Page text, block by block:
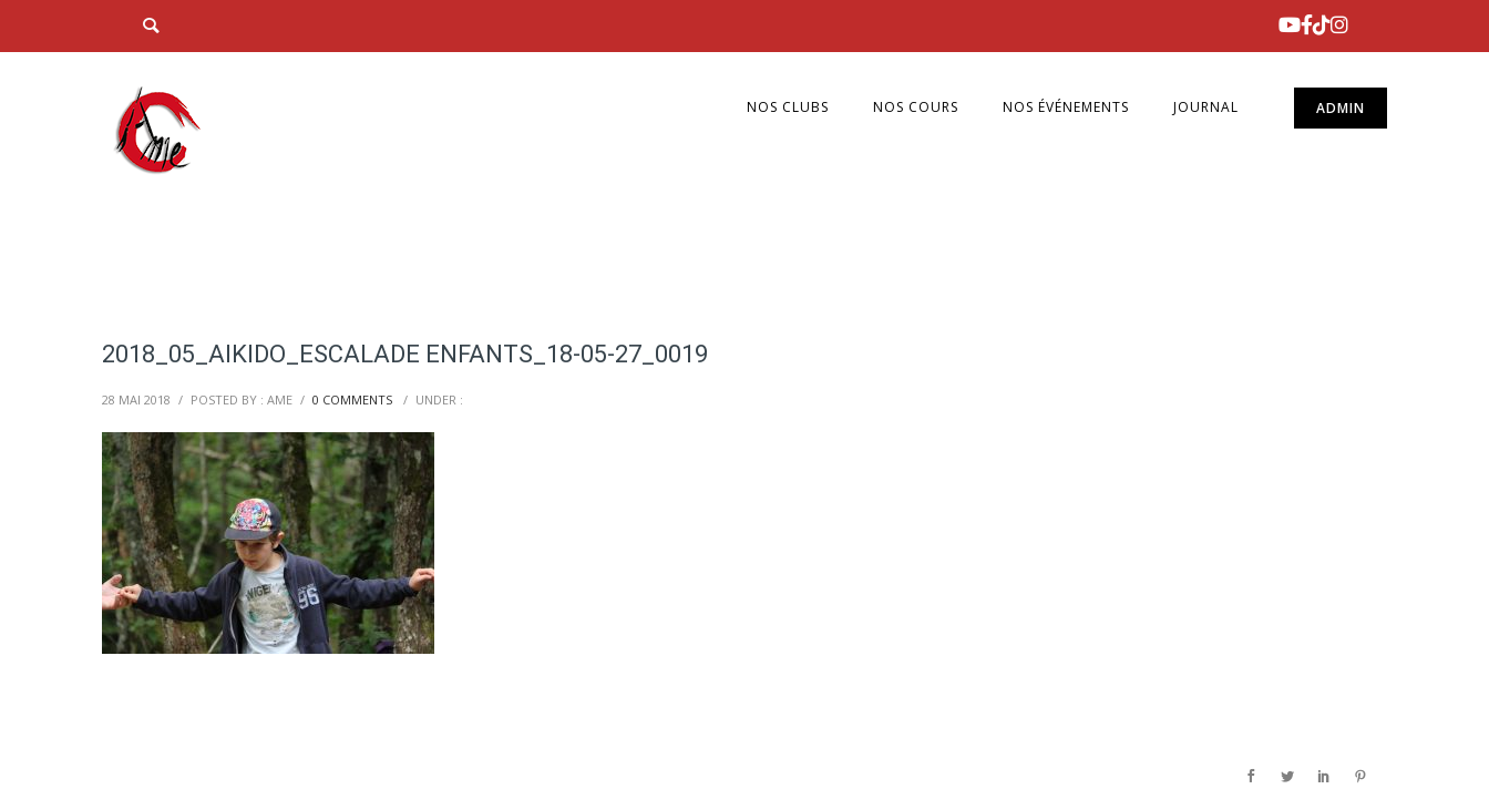
ADMIN
NOS CLUBS NOS COURS NOS ÉVÉNEMENTS JOURNAL
2018_05_AIKIDO_ESCALADE ENFANTS_18-05-27_0019
28 MAI 2018 / POSTED BY : AME / 0 COMMENTS / UNDER :